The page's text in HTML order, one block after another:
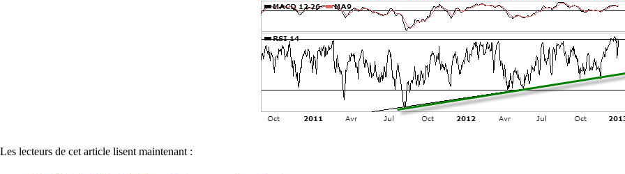
Les lecteurs de cet article lisent maintenant :